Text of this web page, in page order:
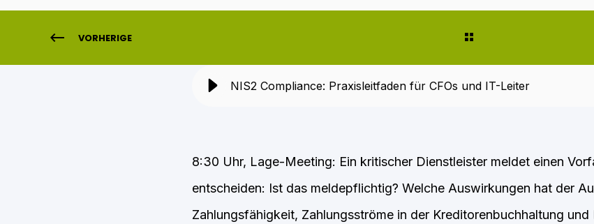
VORHERIGE
NIS2 Compliance: Praxisleitfaden für CFOs und IT-Leiter
8:30 Uhr, Lage-Meeting: Ein kritischer Dienstleister meldet einen
entscheiden: Ist das meldepflichtig? Welche Auswirkungen hat der
Zahlungsfähigkeit, Zahlungsströme in der Kreditorenbuchhaltung